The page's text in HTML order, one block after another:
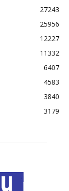
27243
25956
12227
11332
6407
4583
3840
3179